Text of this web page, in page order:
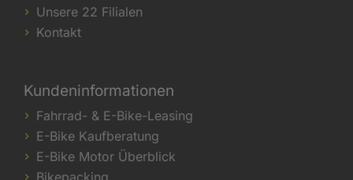
Unsere 22 Filialen
Kontakt
Kundeninformationen
Fahrrad- & E-Bike-Leasing
E-Bike Kaufberatung
E-Bike Motor Überblick
Bikepacking